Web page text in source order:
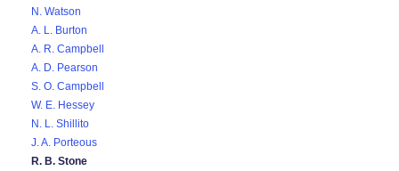
N. Watson
A. L. Burton
A. R. Campbell
A. D. Pearson
S. O. Campbell
W. E. Hessey
N. L. Shillito
J. A. Porteous
R. B. Stone